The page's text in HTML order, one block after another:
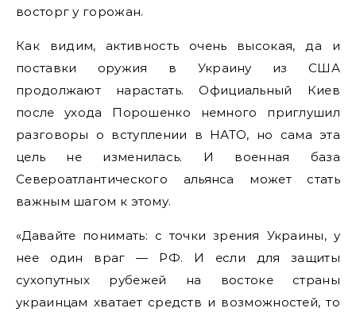
восторг у горожан.
Как видим, активность очень высокая, да и
поставки оружия в Украину из США
продолжают нарастать. Официальный Киев
после ухода Порошенко немного приглушил
разговоры о вступлении в НАТО, но сама эта
цель не изменилась. И военная база
Североатлантического альянса может стать
важным шагом к этому.
«Давайте понимать: с точки зрения Украины, у
нее один враг — РФ. И если для защиты
сухопутных рубежей на востоке страны
украинцам хватает средств и возможностей, то